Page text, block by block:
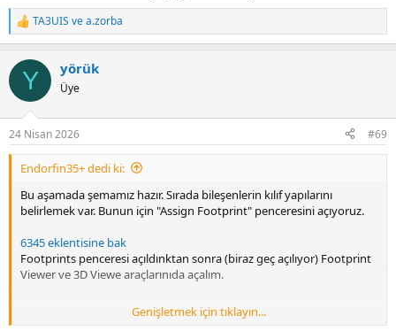
R
e
c
i
s
:
TA3UIS vea.zorba
Y yörük
Üye
24 Nisan 2026 #69
Endorfin35+ dedi ki:
Bu aşamada şemamız hazır. Sırada bileşenlerin kılıf yapılarını
belirlemek var. Bunun için "Assign Footprint" penceresini açıyoruz.
6345 eklentisine bak
Footprints penceresi açıldınktan sonra (biraz geç açılıyor) Footprint
Viewer ve 3D Viewe araçlarınıda açalım.
6346 eklentisine bak
Genişletmek için tıklayın...